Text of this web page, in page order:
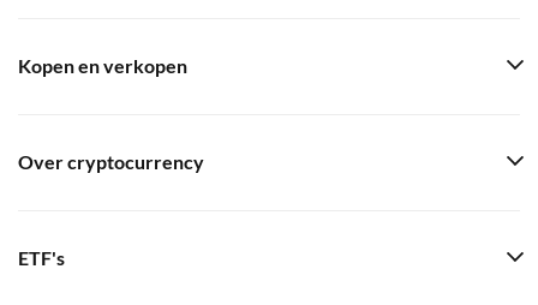
Kopen en verkopen
Over cryptocurrency
ETF's